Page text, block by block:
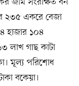
২৩৫ একরে বেজা
হাজার ১০৪
লাখ গাছ কাটা
মূল্য পরিশোধ
বকেয়া।